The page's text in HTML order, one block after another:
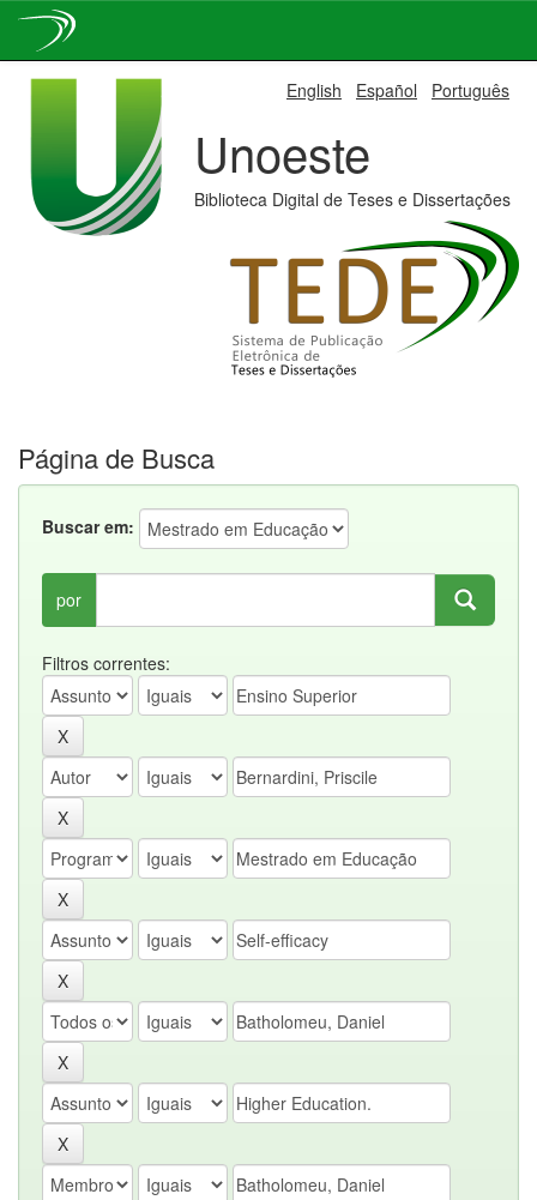
English Español Português
Unoeste
Biblioteca Digital de Teses e Dissertações
Página de Busca
Buscar em:
por
Filtros correntes: